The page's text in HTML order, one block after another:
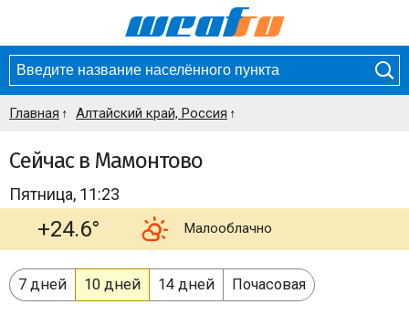
Главная Алтайский край, Россия
Сейчас в Мамонтово
Пятница, 11:23
+24.6° Малооблачно
7 дней 10 дней 14 дней Почасовая